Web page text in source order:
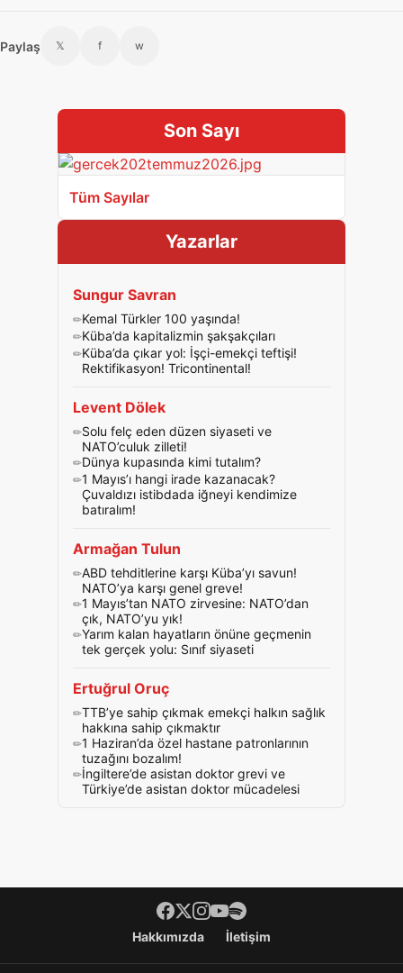
Paylaş 𝕏 f w
Son Sayı
Tüm Sayılar
Yazarlar
Sungur Savran
Kemal Türkler 100 yaşında!
Küba’da kapitalizmin şakşakçıları
Küba’da çıkar yol: İşçi-emekçi teftişi!
Rektifikasyon! Tricontinental!
Levent Dölek
Solu felç eden düzen siyaseti ve
NATO’culuk zilleti!
Dünya kupasında kimi tutalım?
1 Mayıs’ı hangi irade kazanacak?
Çuvaldızı istibdada iğneyi kendimize
batıralım!
Armağan Tulun
ABD tehditlerine karşı Küba’yı savun!
NATO’ya karşı genel greve!
1 Mayıs’tan NATO zirvesine: NATO’dan
çık, NATO’yu yık!
Yarım kalan hayatların önüne geçmenin
tek gerçek yolu: Sınıf siyaseti
Ertuğrul Oruç
TTB’ye sahip çıkmak emekçi halkın sağlık
hakkına sahip çıkmaktır
1 Haziran’da özel hastane patronlarının
tuzağını bozalım!
İngiltere’de asistan doktor grevi ve
Türkiye’de asistan doktor mücadelesi
Footer menüHakkımızda İletişim